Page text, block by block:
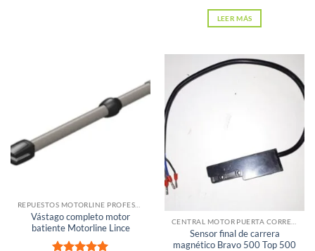
LEER MÁS
Vástago completo motor
batiente Motorline Lince
Sensor final de carrera
magnético Bravo 500 Top 500